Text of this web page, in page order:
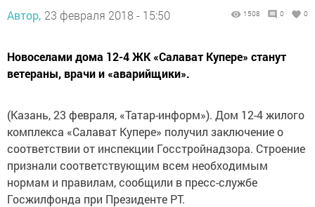
Автор, 23 февраля 2018 - 15:50 1508 0 0
Новоселами дома 12-4 ЖК «Салават Купере» станут
ветераны, врачи и «аварийщики».
(Казань, 23 февраля, «Татар-информ»). Дом 12-4 жилого
комплекса «Салават Купере» получил заключение о
соответствии от инспекции Госстройнадзора. Строение
признали соответствующим всем необходимым
нормам и правилам, сообщили в пресс-службе
Госжилфонда при Президенте РТ.